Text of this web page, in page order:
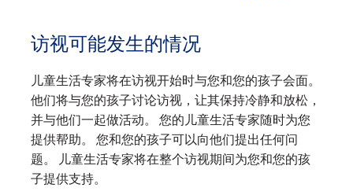
访视可能发生的情况
儿童生活专家将在访视开始时与您和您的孩子会面。
他们将与您的孩子讨论访视，让其保持冷静和放松，
并与他们一起做活动。 您的儿童生活专家随时为您
提供帮助。 您和您的孩子可以向他们提出任何问
题。 儿童生活专家将在整个访视期间为您和您的孩
子提供支持。